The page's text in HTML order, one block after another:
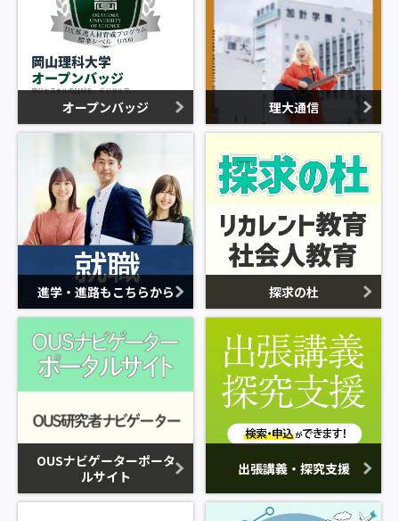
オープンバッジ 理大通信
進学・進路もこちらから 探求の杜
OUSナビゲーターポータ
ルサイト
出張講義・探究支援